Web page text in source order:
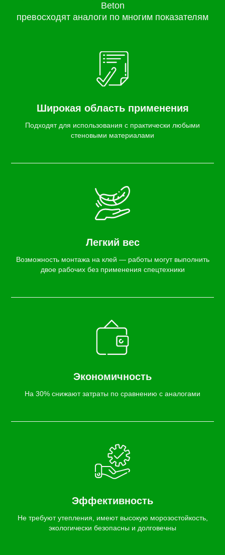
Beton
превосходят аналоги по многим показателям
Широкая область применения
Подходят для использования с практически любыми
стеновыми материалами
Легкий вес
Возможность монтажа на клей — работы могут выполнить
двое рабочих без применения спецтехники
Экономичность
На 30% снижают затраты по сравнению с аналогами
Эффективность
Не требуют утепления, имеют высокую морозостойкость,
экологически безопасны и долговечны